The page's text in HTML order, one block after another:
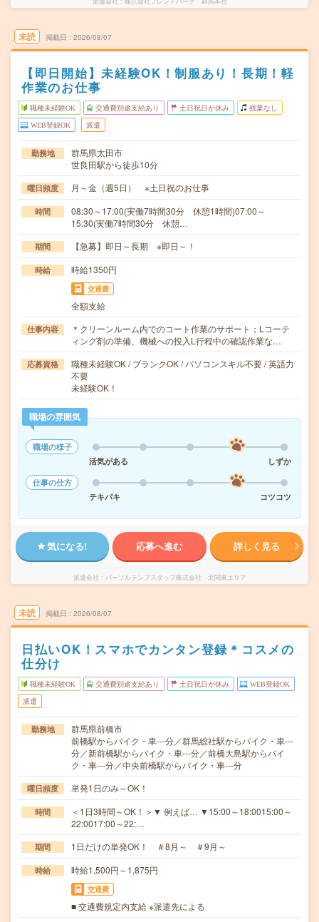
未読 掲載日 2026/08/07
【即日開始】未経験OK！制服あり！長期！軽
作業のお仕事
職種未経験OK 交通費別途支給あり 土日祝日が休み 残業なし
WEB登録OK 派遣
勤務地
群馬県太田市
世良田駅から徒歩10分
曜日頻度 月～金（週5日） ※土日祝のお仕事
時間
08:30～17:00(実働7時間30分 休憩1時間)07:00～
15:30(実働7時間30分 休憩…
期間 【急募】即日～長期 ※即日～！
時給 時給1350円
交通費
全額支給
仕事内容
＊クリーンルーム内でのコート作業のサポート；Lコーテ
ィング剤の準備、機械への投入L行程中の確認作業な…
応募資格
職種未経験OK / ブランクOK / パソコンスキル不要 / 英語力
不要
未経験OK！
職場の雰囲気
職場の様子
活気がある
しずか
仕事の仕方
テキパキ
コツコツ
気になる! 応募へ進む 詳しく見る
派遣会社 パーソルテンプスタッフ株式会社 北関東エリア
未読 掲載日 2026/08/07
日払いOK！スマホでカンタン登録＊コスメの
仕分け
職種未経験OK 交通費別途支給あり 土日祝日が休み WEB登録OK
派遣
勤務地
群馬県前橋市
前橋駅からバイク・車---分／群馬総社駅からバイク・車---
分／新前橋駅からバイク・車---分／前橋大島駅からバイ
ク・車---分／中央前橋駅からバイク・車---分
曜日頻度 単発1日のみ～OK！
時間
＜1日3時間～OK！＞▼ 例えば… ▼15:00～18:0015:00～
22:0017:00～22:…
期間 1日だけの単発OK！ ＃8月～ ＃9月～
時給 時給1,500円～1,875円
交通費
■ 交通費規定内支給 ※派遣先による